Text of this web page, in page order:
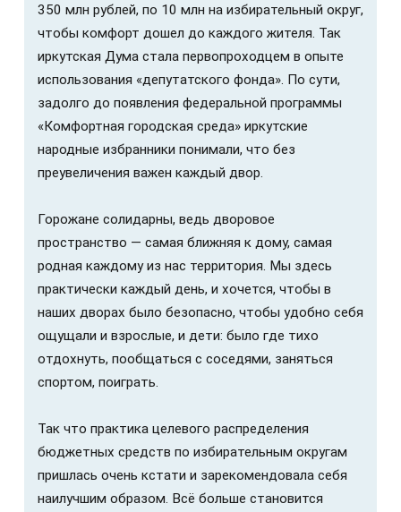
350 млн рублей, по 10 млн на избирательный округ,
чтобы комфорт дошел до каждого жителя. Так
иркутская Дума стала первопроходцем в опыте
использования «депутатского фонда». По сути,
задолго до появления федеральной программы
«Комфортная городская среда» иркутские
народные избранники понимали, что без
преувеличения важен каждый двор.
Горожане солидарны, ведь дворовое
пространство — самая ближняя к дому, самая
родная каждому из нас территория. Мы здесь
практически каждый день, и хочется, чтобы в
наших дворах было безопасно, чтобы удобно себя
ощущали и взрослые, и дети: было где тихо
отдохнуть, пообщаться с соседями, заняться
спортом, поиграть.
Так что практика целевого распределения
бюджетных средств по избирательным округам
пришлась очень кстати и зарекомендовала себя
наилучшим образом. Всё больше становится